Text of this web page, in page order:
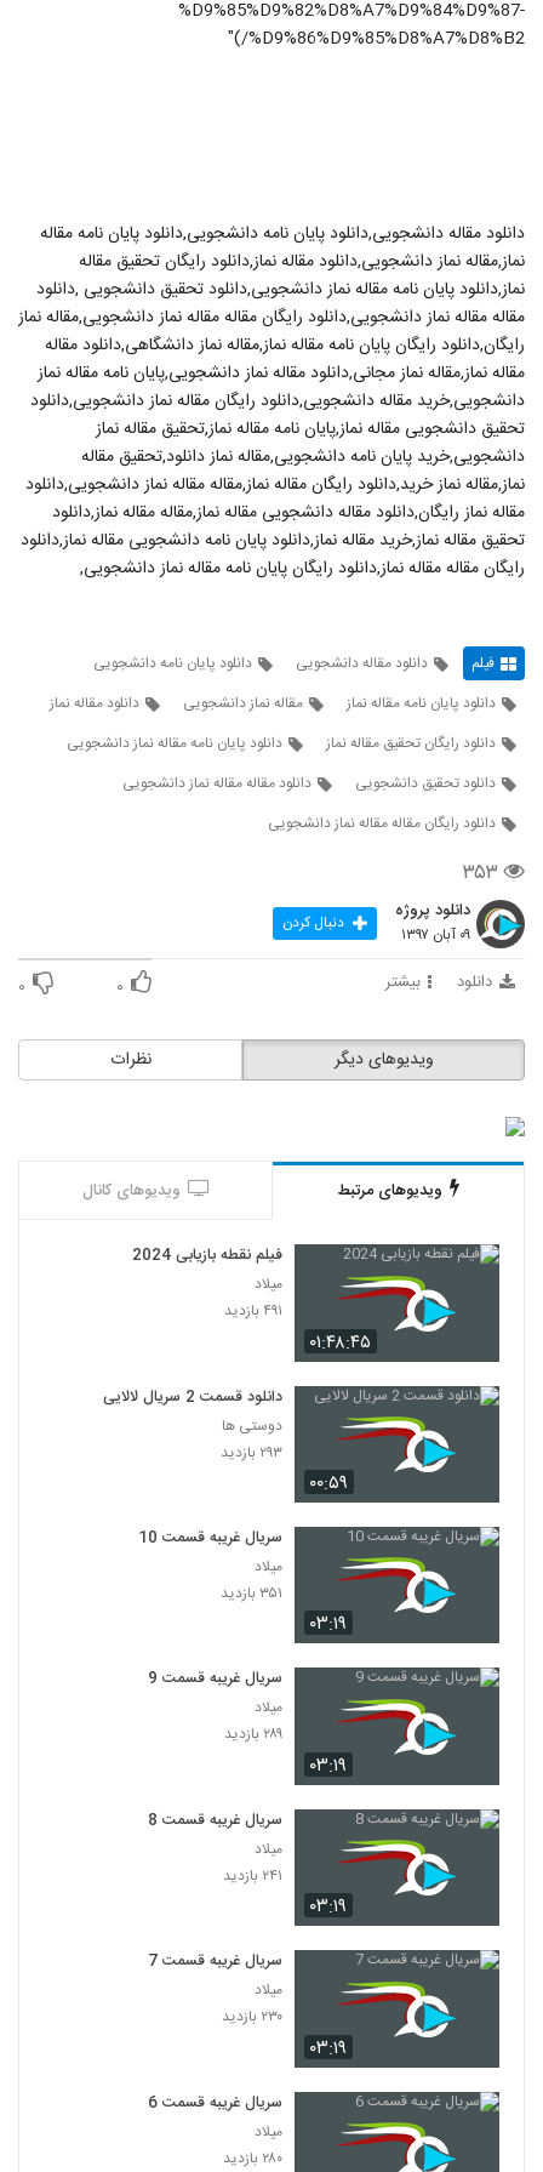
%D9%85%D9%82%D8%A7%D9%84%D9%87-
%D9%86%D9%85%D8%A7%D8%B2/)"
دانلود مقاله دانشجویی,دانلود پایان نامه دانشجویی,دانلود پایان نامه مقاله
نماز,مقاله نماز دانشجویی,دانلود مقاله نماز,دانلود رایگان تحقیق مقاله
نماز,دانلود پایان نامه مقاله نماز دانشجویی,دانلود تحقیق دانشجویی ,دانلود
مقاله مقاله نماز دانشجویی,دانلود رایگان مقاله مقاله نماز دانشجویی,مقاله نماز
رایگان,دانلود رایگان پایان نامه مقاله نماز,مقاله نماز دانشگاهی,دانلود مقاله
مقاله نماز,مقاله نماز مجانی,دانلود مقاله نماز دانشجویی,پایان نامه مقاله نماز
دانشجویی,خرید مقاله دانشجویی,دانلود رایگان مقاله نماز دانشجویی,دانلود
تحقیق دانشجویی مقاله نماز,پایان نامه مقاله نماز,تحقیق مقاله نماز
دانشجویی,خرید پایان نامه دانشجویی,مقاله نماز دانلود,تحقیق مقاله
نماز,مقاله نماز خرید,دانلود رایگان مقاله نماز,مقاله مقاله نماز دانشجویی,دانلود
مقاله نماز رایگان,دانلود مقاله دانشجویی مقاله نماز,مقاله مقاله نماز,دانلود
تحقیق مقاله نماز,خرید مقاله نماز,دانلود پایان نامه دانشجویی مقاله نماز,دانلود
رایگان مقاله مقاله نماز,دانلود رایگان پایان نامه مقاله نماز دانشجویی,
فیلم دانلود مقاله دانشجویی
دانلود پایان نامه دانشجویی
دانلود پایان نامه مقاله نماز
مقاله نماز دانشجویی
دانلود مقاله نماز
دانلود رایگان تحقیق مقاله نماز
دانلود پایان نامه مقاله نماز دانشجویی
دانلود تحقیق دانشجویی
دانلود مقاله مقاله نماز دانشجویی
دانلود رایگان مقاله مقاله نماز دانشجویی
۳۵۳
دانلود پروژه
۰۹ آبان ۱۳۹۷ دنبال کردن
دانلود بیشتر ۰ ۰
نظرات ویدیوهای دیگر
ویدیوهای مرتبط ویدیوهای کانال
۰۱:۴۸:۴۵
فیلم نقطه بازیابی 2024
میلاد
۴۹۱ بازدید
۰۰:۵۹
دانلود قسمت 2 سریال لالایی
دوستی ها
۲۹۳ بازدید
۰۳:۱۹
سریال غریبه قسمت 10
میلاد
۳۵۱ بازدید
۰۳:۱۹
سریال غریبه قسمت 9
میلاد
۲۸۹ بازدید
۰۳:۱۹
سریال غریبه قسمت 8
میلاد
۲۴۱ بازدید
۰۳:۱۹
سریال غریبه قسمت 7
میلاد
۲۳۰ بازدید
سریال غریبه قسمت 6
میلاد
۲۸۰ بازدید